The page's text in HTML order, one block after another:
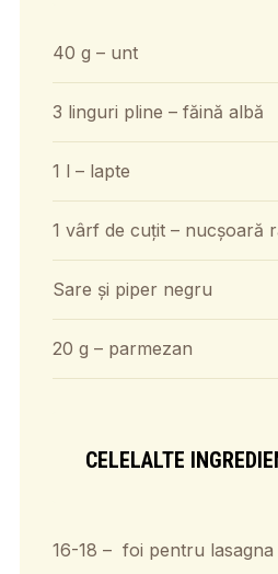
40 g – unt
3 linguri pline – făină albă
1 l – lapte
1 vârf de cuțit – nucșoară
Sare și piper negru
20 g – parmezan
CELELALTE
16-18 – foi pentru lasagna